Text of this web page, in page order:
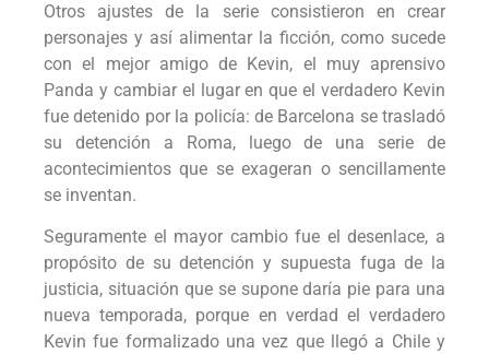
Otros ajustes de la serie consistieron en crear
personajes y así alimentar la ficción, como sucede
con el mejor amigo de Kevin, el muy aprensivo
Panda y cambiar el lugar en que el verdadero Kevin
fue detenido por la policía: de Barcelona se trasladó
su detención a Roma, luego de una serie de
acontecimientos que se exageran o sencillamente
se inventan.
Seguramente el mayor cambio fue el desenlace, a
propósito de su detención y supuesta fuga de la
justicia, situación que se supone daría pie para una
nueva temporada, porque en verdad el verdadero
Kevin fue formalizado una vez que llegó a Chile y